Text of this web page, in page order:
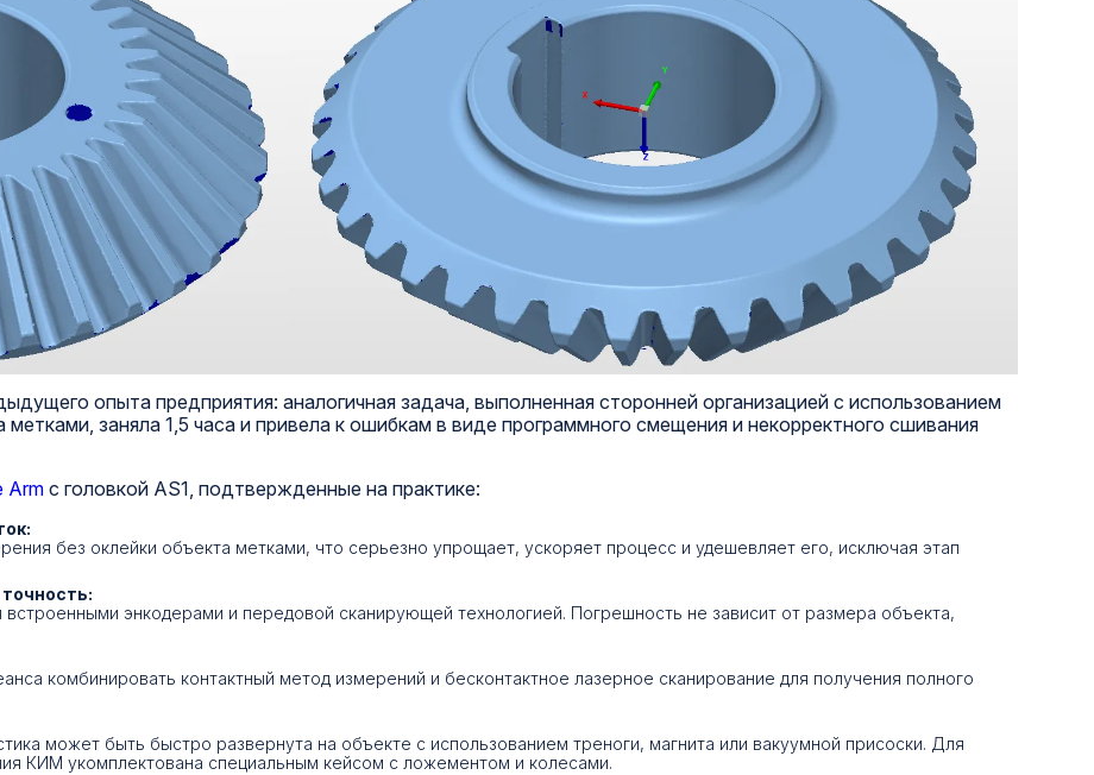
опыта предприятия: аналогичная задача, выполненная сторонней организацией с использованием
заняла 1,5 часа и привела к ошибкам в виде программного смещения и некорректного сшивания
Arm с головкой AS1, подтвержденные на практике:
без оклейки объекта метками, что серьезно упрощает, ускоряет процесс и удешевляет его, исключая этап
энкодерами и передовой сканирующей технологией. Погрешность не зависит от размера объекта,
комбинировать контактный метод измерений и бесконтактное лазерное сканирование для получения полного
может быть быстро развернута на объекте с использованием треноги, магнита или вакуумной присоски. Для
КИМ укомплектована специальным кейсом с ложементом и колесами.